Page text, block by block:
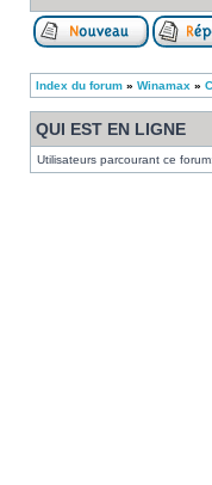
Index du forum » Winamax »
QUI EST EN LIGNE
Utilisateurs parcourant ce